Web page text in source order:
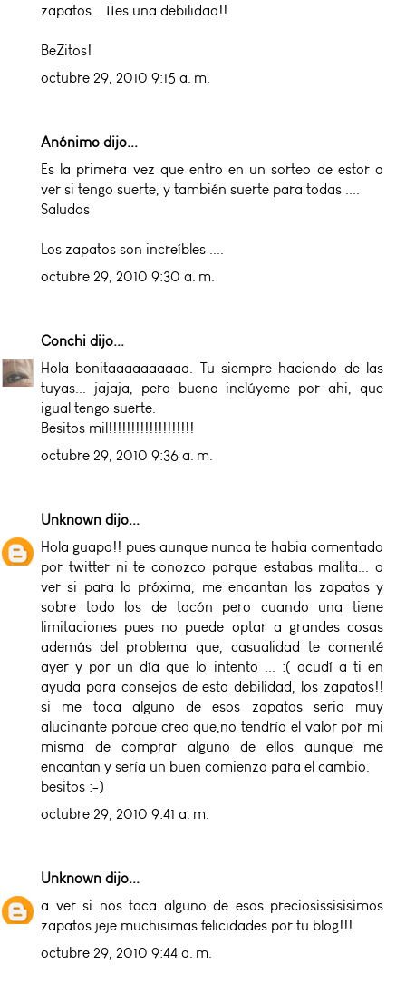
zapatos... ¡¡es una debilidad!!
BeZitos!
octubre 29, 2010 9:15 a. m.
Anónimo dijo...
Es la primera vez que entro en un sorteo de estor a
ver si tengo suerte, y también suerte para todas ....
Saludos
Los zapatos son increíbles ....
octubre 29, 2010 9:30 a. m.
Conchi dijo...
Hola bonitaaaaaaaaaa. Tu siempre haciendo de las
tuyas... jajaja, pero bueno inclúyeme por ahi, que
igual tengo suerte.
Besitos mil!!!!!!!!!!!!!!!!!!!
octubre 29, 2010 9:36 a. m.
Unknown dijo...
Hola guapa!! pues aunque nunca te habia comentado
por twitter ni te conozco porque estabas malita... a
ver si para la próxima, me encantan los zapatos y
sobre todo los de tacón pero cuando una tiene
limitaciones pues no puede optar a grandes cosas
además del problema que, casualidad te comenté
ayer y por un día que lo intento ... :( acudí a ti en
ayuda para consejos de esta debilidad, los zapatos!!
si me toca alguno de esos zapatos seria muy
alucinante porque creo que,no tendría el valor por mi
misma de comprar alguno de ellos aunque me
encantan y sería un buen comienzo para el cambio.
besitos :-)
octubre 29, 2010 9:41 a. m.
Unknown dijo...
a ver si nos toca alguno de esos preciosissisisimos
zapatos jeje muchisimas felicidades por tu blog!!!
octubre 29, 2010 9:44 a. m.